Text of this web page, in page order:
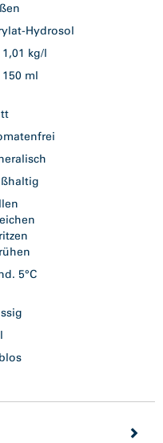
Hydrosol
1,01 kg/l
150 ml
5°C